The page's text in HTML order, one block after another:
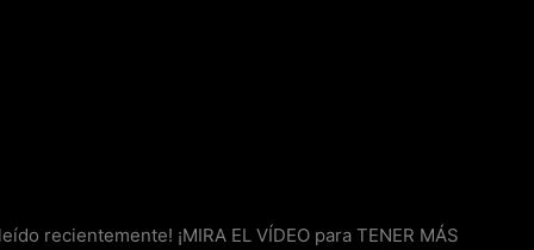
recientemente! ¡MIRA EL VÍDEO para TENER MÁS